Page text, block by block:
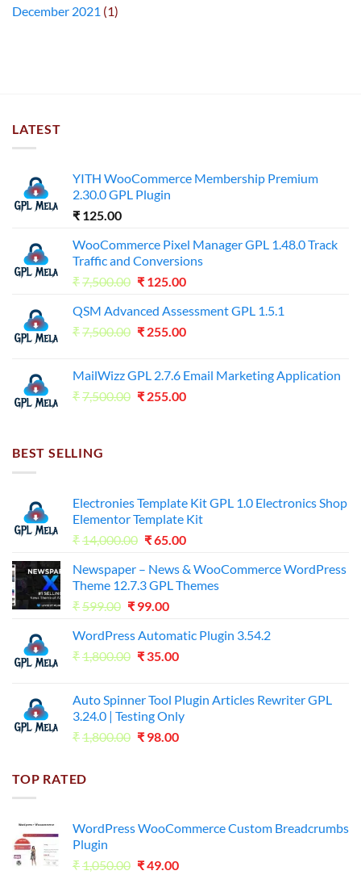
December 2021 (1)
LATEST
YITH WooCommerce Membership Premium
2.30.0 GPL Plugin
₹ 125.00
WooCommerce Pixel Manager GPL 1.48.0 Track
Traffic and Conversions
₹7,500.00 Original
was:
₹7,500.00.
₹ 125.00Current
is:
₹125.00.
QSM Advanced Assessment GPL 1.5.1
₹7,500.00 Original
₹7,500.00.
₹ 255.00Current
₹255.00.
MailWizz GPL 2.7.6 Email Marketing Application
₹7,500.00 Original
₹ 255.00Current
BEST SELLING
Electronies Template Kit GPL 1.0 Electronics Shop
Elementor Template Kit
₹14,000.00 Original
was:
₹14,000.00.
₹65.00Current
is:
₹65.00.
Newspaper – News & WooCommerce WordPress
Theme 12.7.3 GPL Themes
₹599.00 Original
was:
₹599.00.
₹ 99.00Current
is:
₹99.00.
WordPress Automatic Plugin 3.54.2
₹1,800.00 Original
₹1,800.00.
₹ 35.00Current
₹35.00.
Auto Spinner Tool Plugin Articles Rewriter GPL
3.24.0 | Testing Only
₹1,800.00 Original
₹ 98.00Current
TOP RATED
WordPress WooCommerce Custom Breadcrumbs
Plugin
₹1,050.00 Original
₹49.00Current